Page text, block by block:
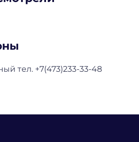
тел. +7(473)233-33-48